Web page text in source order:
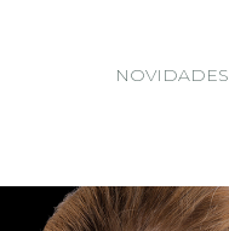
NOVIDADES